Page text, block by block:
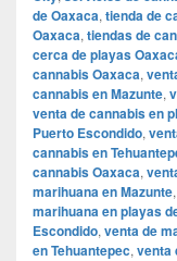
de Oaxaca, tienda de
Oaxaca, tiendas de
cerca de playas
cannabis Oaxaca,
cannabis en Mazunte,
venta de cannabis en
Puerto Escondido,
cannabis en
cannabis Oaxaca,
marihuana en Mazunte,
marihuana en playas
Escondido, venta de
en Tehuantepec, venta